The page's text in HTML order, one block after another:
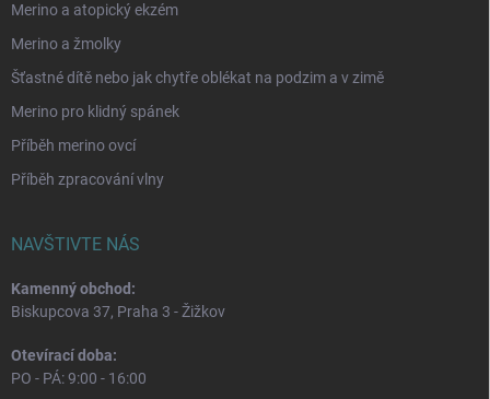
Merino a atopický ekzém
Merino a žmolky
Šťastné dítě nebo jak chytře oblékat na podzim a v zimě
Merino pro klidný spánek
Příběh merino ovcí
Příběh zpracování vlny
NAVŠTIVTE NÁS
Kamenný obchod:
Biskupcova 37, Praha 3 - Žižkov
Otevírací doba:
PO - PÁ: 9:00 - 16:00